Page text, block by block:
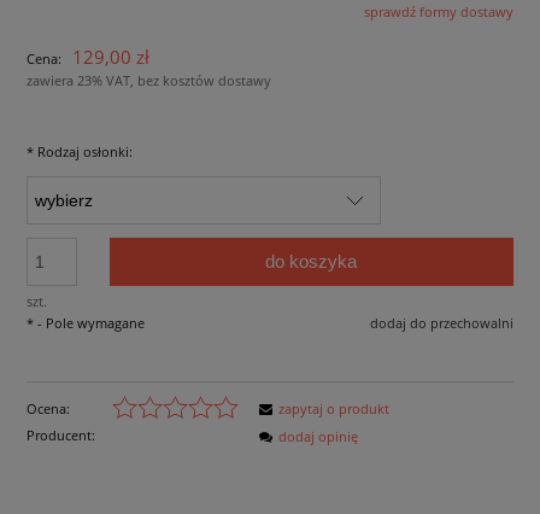
Cena nie zawiera ewentualnych kosztów płatnościsprawdź formy dostawy
Cena: 129,00 zł
zawiera 23% VAT, bez kosztów dostawy
* Rodzaj osłonki:
szt.
do koszyka
dodaj do przechowalni
* - Pole wymagane
Ocena:
Producent:
zapytaj o produkt
dodaj opinię